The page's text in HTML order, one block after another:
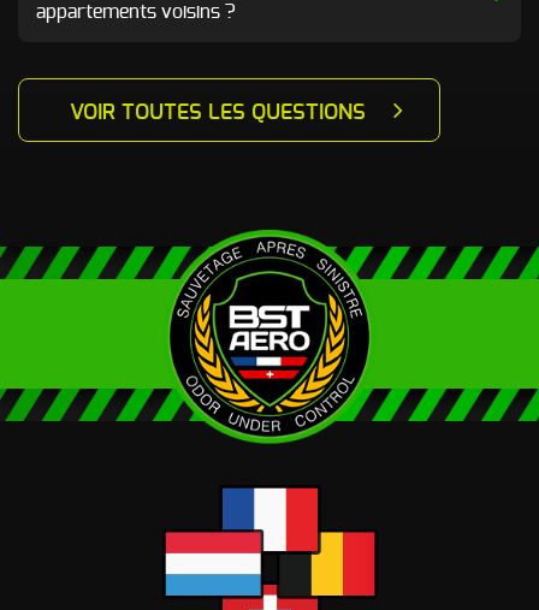
appartements voisins ?
VOIR TOUTES LES QUESTIONS